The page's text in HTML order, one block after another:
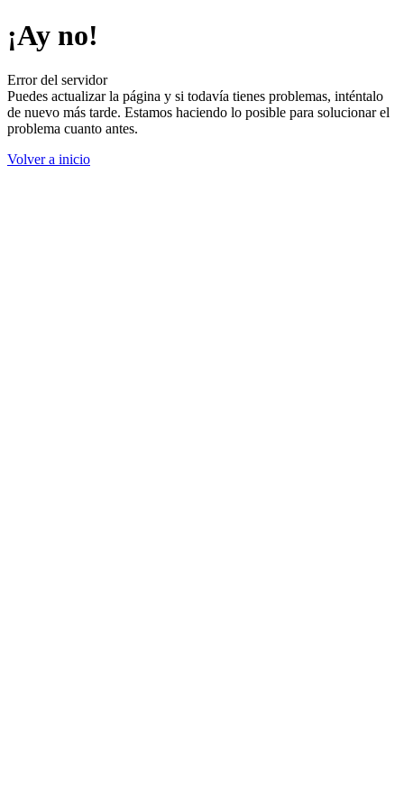
¡Ay no!
Error del servidor
Puedes actualizar la página y si todavía tienes problemas, inténtalo
de nuevo más tarde. Estamos haciendo lo posible para solucionar el
problema cuanto antes.
Volver a inicio